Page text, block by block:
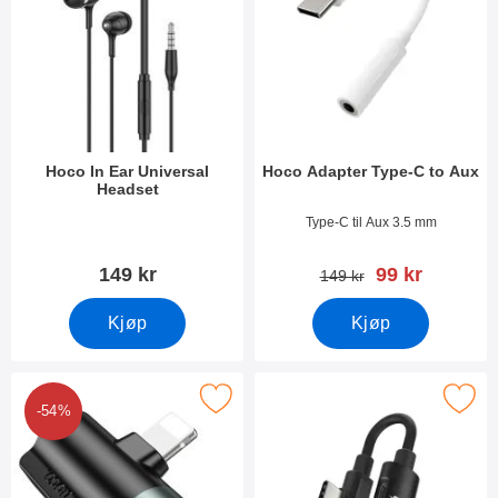
Hoco In Ear Universal
Headset
149 kr
Kjøp
Hoco Adapter Type-C to Aux
Varenummer 40481
Type-C til Aux 3.5 mm
gammel pris
149 kr ny pris
99 kr
Kjøp
-54%
Merk hoco Adapter 2in1 som favorittMerk hoco Adapter